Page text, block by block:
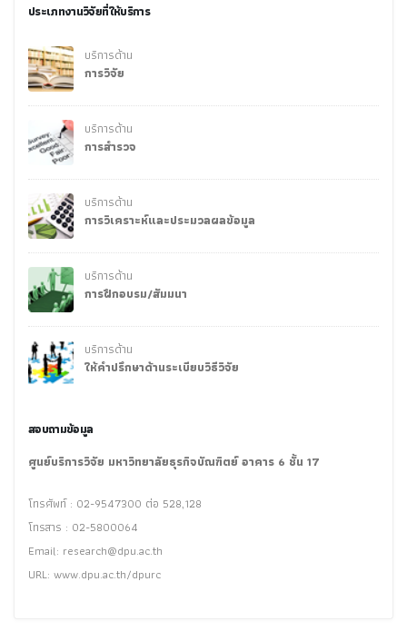
ประเภทงานวิจัยที่ให้บริการ
บริการด้าน
การวิจัย
บริการด้าน
การสำรวจ
บริการด้าน
การวิเคราะห์และประมวลผลข้อมูล
บริการด้าน
การฝึกอบรม/สัมมนา
บริการด้าน
ให้คำปรึกษาด้านระเบียบวิธีวิจัย
สอบถามข้อมูล
ศูนย์บริการวิจัย มหาวิทยาลัยธุรกิจบัณฑิตย์ อาคาร 6 ชั้น 17
โทรศัพท์ : 02-9547300 ต่อ 528,128
โทรสาร : 02-5800064
Email: research@dpu.ac.th
URL: www.dpu.ac.th/dpurc